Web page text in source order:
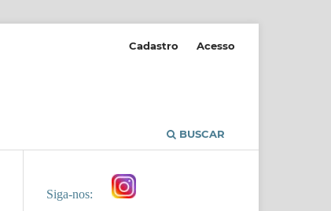
BUSCAR
Cadastro Acesso
Siga-nos: